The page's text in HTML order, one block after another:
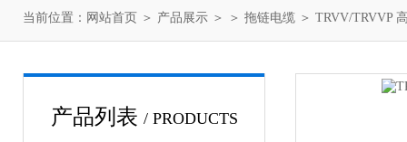
当前位置： 网站首页 ＞ 产品展示 ＞ ＞ 拖链电缆 ＞ TRVV/TRVVP
产品列表 / PRODUCTS